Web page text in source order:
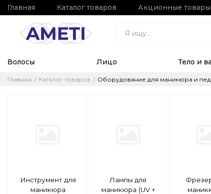
Главная Каталог товаров Акционные товары
Волосы Лицо Тело и
Главная Каталог товаров Оборудование для маникюра и
Инструмент для
маникюра
Лампы для
маникюра (UV +